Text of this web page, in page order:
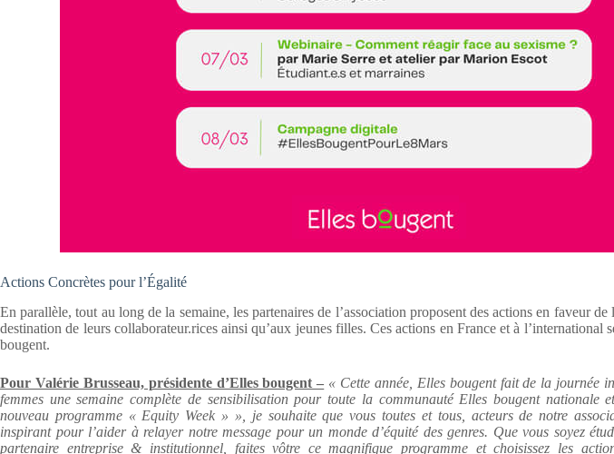
Actions Concrètes pour l’Égalité
En parallèle, tout au long de la semaine, les partenaires de l’association proposent des actions en faveur de
destination de leurs collaborateur.rices ainsi qu’aux jeunes filles. Ces actions en France et à l’international
bougent.
Pour Valérie Brusseau, présidente d’Elles bougent – « Cette année, Elles bougent fait de la journée
femmes une semaine complète de sensibilisation pour toute la communauté Elles bougent nationale
nouveau programme « Equity Week » », je souhaite que vous toutes et tous, acteurs de notre
inspirant pour l’aider à relayer notre message pour un monde d’équité des genres. Que vous soyez
partenaire entreprise & institutionnel, faites vôtre ce magnifique programme et choisissez les